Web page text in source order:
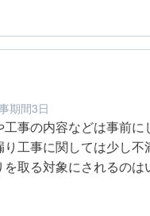
期間3日
事の内容などは事前
工事に関しては少し
取る対象にされるのは